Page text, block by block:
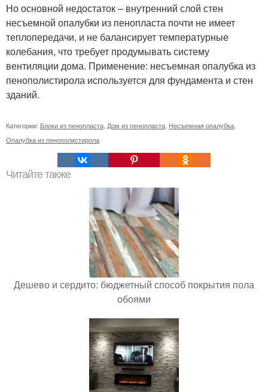
Но основной недостаток – внутренний слой стен
несъемной опалубки из пенопласта почти не имеет
теплопередачи, и не балансирует температурные
колебания, что требует продумывать систему
вентиляции дома. Применение: несъемная опалубка из
пенополистирола используется для фундамента и стен
зданий.
Категории: Блоки из пенопласта Дом из пенопласта Несъемная опалубка
Опалубка из пенополистирола
Читайте также
Дешево и сердито: бюджетный способ покрытия пола
обоями